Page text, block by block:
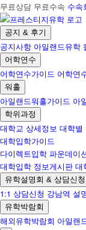
무료상담 무료수속 수속
공지 & 후기
공지사항 아일랜드유학
어학연수
어학연수가이드 어학연
워홀
아일랜드워홀가이드 아
학위과정
대학교 상세정보 대학별
대학입학가이드
다이렉트입학 파운데이
대학입학 정보게시판 대
유학설명회 & 상담신청
1:1 상담신청 강남역 설
유학박람회
해외유학박람회 아일랜